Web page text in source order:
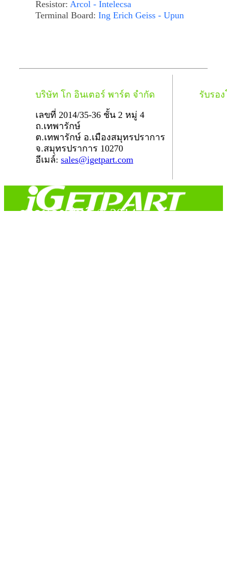
Resistor: Arcol - Intelecsa
Terminal Board: Ing Erich Geiss - Upun
บริษัท โก อินเตอร์ พาร์ต จำกัด
เลขที่ 2014/35-36 ชั้น 2 หมู่ 4
ถ.เทพารักษ์
ต.เทพารักษ์ อ.เมืองสมุทรปราการ
จ.สมุทรปราการ 10270
อีเมล์: sales@igetpart.com
รับรอ
สงวนลิขสิทธิ์ © 2014